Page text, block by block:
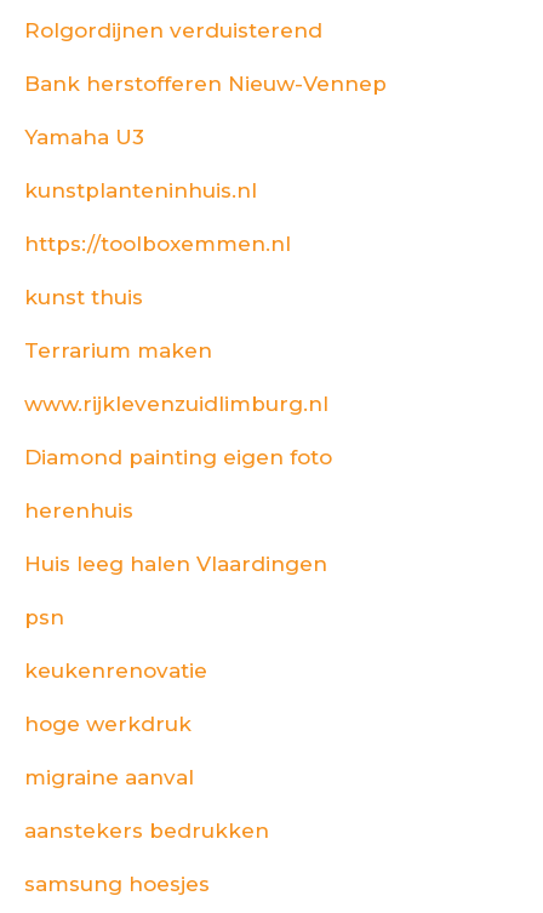
Rolgordijnen verduisterend
Bank herstofferen Nieuw-Vennep
Yamaha U3
kunstplanteninhuis.nl
https://toolboxemmen.nl
kunst thuis
Terrarium maken
www.rijklevenzuidlimburg.nl
Diamond painting eigen foto
herenhuis
Huis leeg halen Vlaardingen
psn
keukenrenovatie
hoge werkdruk
migraine aanval
aanstekers bedrukken
samsung hoesjes